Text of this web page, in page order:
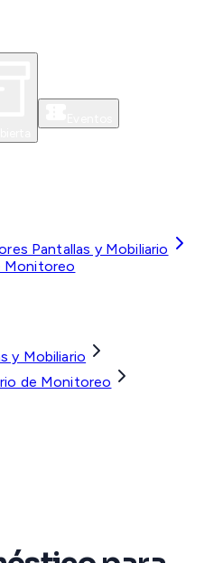
Pantallas y Mobiliario
Monitoreo
y Mobiliario
de Monitoreo